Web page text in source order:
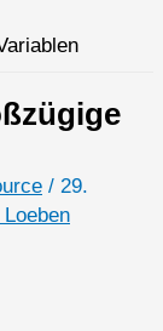
/ 29.